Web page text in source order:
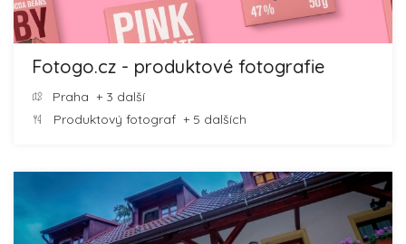
Fotogo.cz - produktové fotografie
Praha + 3 další
Produktový fotograf + 5 dalších